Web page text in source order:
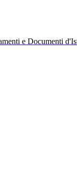
e Documenti